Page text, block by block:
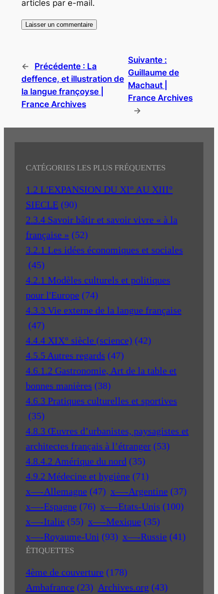
articles par e-mail.
← Précédente : La
deffence, et illustration de
la langue françoyse |
France Archives
Suivante :
Guillaume de
Machaut |
France Archives
→
CATÉGORIES LES PLUS FRÉQUENTES
1.2 L'EXPANSION DU XI° AU XIII°
SIECLE (90)
2.3.4 Savoir bâtir et savoir vivre « à la
française » (52)
3.2.1 Les idées économiques et sociales
(45)
4.2.1 Modèles culturels et politiques
pour l'Europe (74)
4.3.3 Vie externe de la langue française
(47)
4.4.4 XIX° siècle (science) (42)
4.5.5 Autres regards (47)
4.6.1.2 Gastronomie, Art de la table et
bonnes manières (38)
4.6.3 Pratiques culturelles et sportives
(35)
4.8.3 Œuvres d’urbanistes, paysagistes et
architectes français à l’étranger (53)
4.8.4.2 Amérique du nord (35)
4.9.2 Médecine et hygiène (71)
x—-Allemagne (47) x—-Argentine (37)
x—-Espagne (76) x—-Etats-Unis (100)
x—-Italie (55) x—-Mexique (35)
x—-Royaume-Uni (93) x—-Russie (41)
ÉTIQUETTES
4ème de couverture (178)
Ambafrance (23) Archives.org (43)